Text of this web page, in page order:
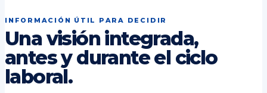
INFORMACIÓN ÚTIL PARA DECIDIR
Una visión integrada,
antes y durante el ciclo
laboral.